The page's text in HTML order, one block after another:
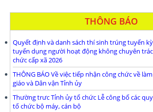
THÔNG BÁO
Quyết định và danh sách thí sinh trúng tuyển
tuyển dụng người hoạt động không chuyên
chức cấp xã 2026
THÔNG BÁO Về việc tiếp nhận công chức về
giáo và Dân vận Tỉnh ủy
Thường trưc Tỉnh ủy tổ chức Lễ công bố các
tổ chức bộ máy, cán bộ